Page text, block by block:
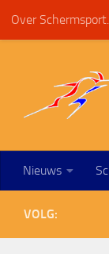
Doorgaan naar
Over
Nieuws
VOLG: